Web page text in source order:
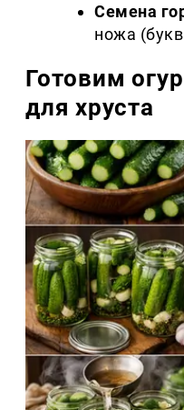
Семена
ножа
Готовим
для хруста